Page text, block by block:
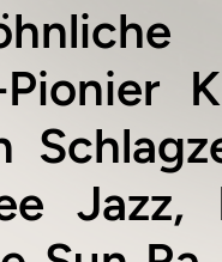
Pionier